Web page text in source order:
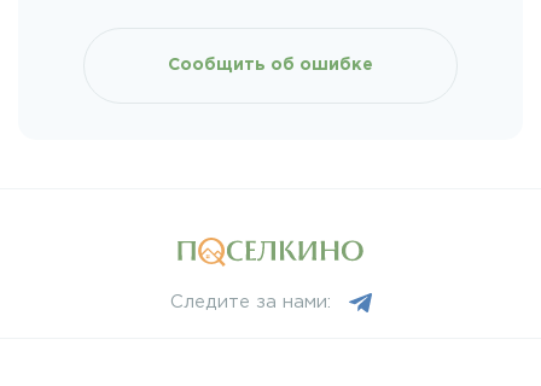
Сообщить об ошибке
Следите за нами: